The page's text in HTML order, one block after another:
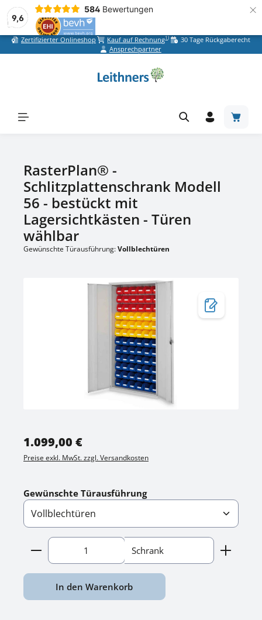
9,6
584 Bewertungen ×
Zum Hauptinhalt springen
Zertifizierter Onlineshop Kauf auf Rechnung1)
30 Tage Rückgaberecht
Ansprechpartner
RasterPlan® -
Schlitzplattenschrank Modell
56 - bestückt mit
Lagersichtkästen - Türen
wählbar
Gewünschte Türausführung:Vollblechtüren
Bildergalerie überspringen
Regulärer Preis:
1.099,00 €
Preise exkl. MwSt. zzgl. Versandkosten
Gewünschte Türausführungauswählen
Produkt Anzahl: Gib den gewünschten Wert
Schrank
In den Warenkorb